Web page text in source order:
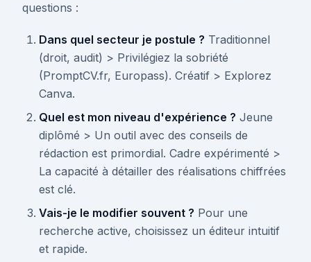
questions :
Dans quel secteur je postule ? Traditionnel
(droit, audit) > Privilégiez la sobriété
(PromptCV.fr, Europass). Créatif > Explorez
Canva.
Quel est mon niveau d'expérience ? Jeune
diplômé > Un outil avec des conseils de
rédaction est primordial. Cadre expérimenté >
La capacité à détailler des réalisations chiffrées
est clé.
Vais-je le modifier souvent ? Pour une
recherche active, choisissez un éditeur intuitif
et rapide.